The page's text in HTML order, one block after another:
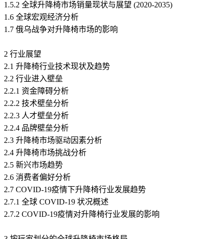
1.5.2 全球升降椅市场销量现状与展望 (2020-2035)
1.6 全球宏观经济分析
1.7 俄乌战争对升降椅市场的影响
2 行业展望
2.1 升降椅行业技术现状及趋势
2.2 行业进入壁垒
2.2.1 资金障碍分析
2.2.2 技术壁垒分析
2.2.3 人才壁垒分析
2.2.4 品牌壁垒分析
2.3 升降椅市场驱动因素分析
2.4 升降椅市场挑战分析
2.5 新兴市场趋势
2.6 消费者偏好分析
2.7 COVID-19疫情下升降椅行业发展趋势
2.7.1 全球 COVID-19 状况概述
2.7.2 COVID-19疫情对升降椅行业发展的影响